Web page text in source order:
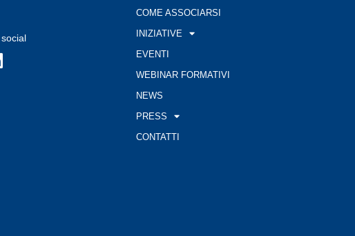
COME ASSOCIARSI
INIZIATIVE
EVENTI
WEBINAR FORMATIVI
NEWS
PRESS
CONTATTI